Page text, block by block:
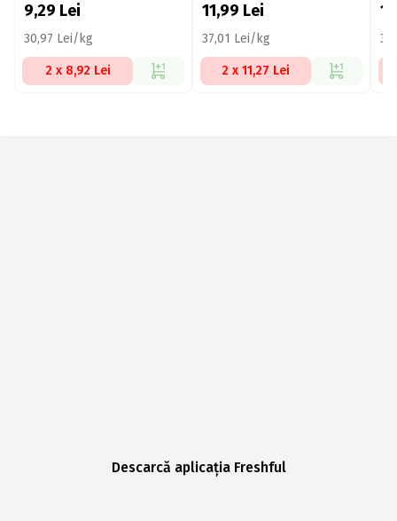
9,29 Lei
30,97 Lei/kg
2 x 8,92 Lei
11,99 Lei
37,01 Lei/kg
2 x 11,27 Lei
Descarcă aplicația Freshful